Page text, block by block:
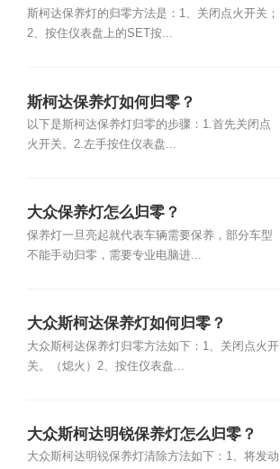
斯柯达保养灯的归零方法是：1、关闭点火开关；
2、按住仪表盘上的SET按...
斯柯达保养灯如何归零？
以下是斯柯达保养灯归零的步骤：1.首先关闭点
火开关。2.左手按住仪表盘...
大众保养灯怎么归零？
保养灯一旦亮起就代表车辆需要保养，部分车型
不能手动归零，需要专业电脑进...
大众斯柯达保养灯如何归零？
大众斯柯达保养灯归零方法如下：1、关闭点火开
关。（熄火）2、按住仪表盘...
大众斯柯达明锐保养灯怎么归零？
大众斯柯达明锐保养灯清除方法如下：1、将发动